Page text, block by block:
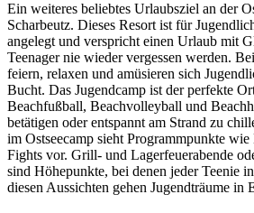
Ein weiteres beliebtes Urlaubsziel an der
Scharbeutz. Dieses Resort ist für
angelegt und verspricht einen Urlaub mit
Teenager nie wieder vergessen werden.
feiern, relaxen und amüsieren sich
Bucht. Das Jugendcamp ist der perfekte
Beachfußball, Beachvolleyball und
betätigen oder entspannt am Strand zu
im Ostseecamp sieht Programmpunkte
Fights vor. Grill- und Lagerfeuerabende
sind Höhepunkte, bei denen jeder Teenie
diesen Aussichten gehen Jugendträume in